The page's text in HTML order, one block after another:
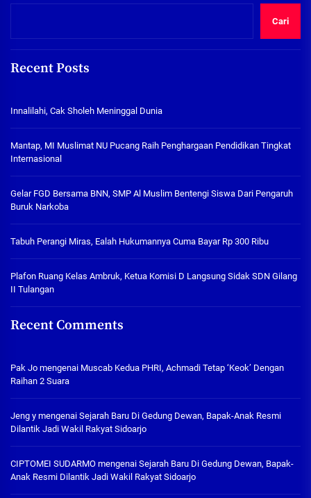
Cari
Recent Posts
Innalilahi, Cak Sholeh Meninggal Dunia
Mantap, MI Muslimat NU Pucang Raih Penghargaan Pendidikan Tingkat
Internasional
Gelar FGD Bersama BNN, SMP Al Muslim Bentengi Siswa Dari Pengaruh
Buruk Narkoba
Tabuh Perangi Miras, Ealah Hukumannya Cuma Bayar Rp 300 Ribu
Plafon Ruang Kelas Ambruk, Ketua Komisi D Langsung Sidak SDN Gilang
II Tulangan
Recent Comments
Pak Jo mengenai Muscab Kedua PHRI, Achmadi Tetap ‘Keok’ Dengan
Raihan 2 Suara
Jeng y mengenai Sejarah Baru Di Gedung Dewan, Bapak-Anak Resmi
Dilantik Jadi Wakil Rakyat Sidoarjo
CIPTOMEI SUDARMO mengenai Sejarah Baru Di Gedung Dewan, Bapak-
Anak Resmi Dilantik Jadi Wakil Rakyat Sidoarjo